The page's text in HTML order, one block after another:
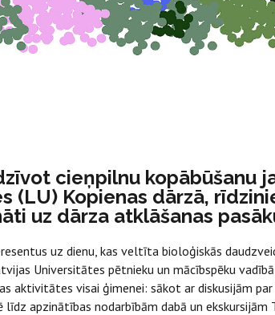
cieņpilnu kopābūšanu
(LU) Kopienas dārzā,
uz dārza atklāšanas
uz dienu, kas veltīta bioloģiskās
Universitātes pētnieku un mācībspēku
aktivitātes visai ģimenei: sākot ar diskusijām
apzinātības nodarbībām dabā un ekskursijām